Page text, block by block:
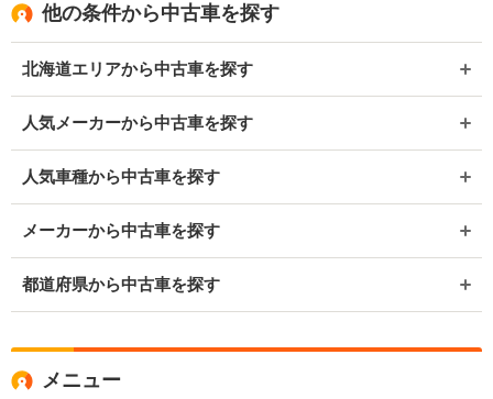
他の条件から中古車を探す
北海道エリアから中古車を探す
人気メーカーから中古車を探す
人気車種から中古車を探す
メーカーから中古車を探す
都道府県から中古車を探す
メニュー